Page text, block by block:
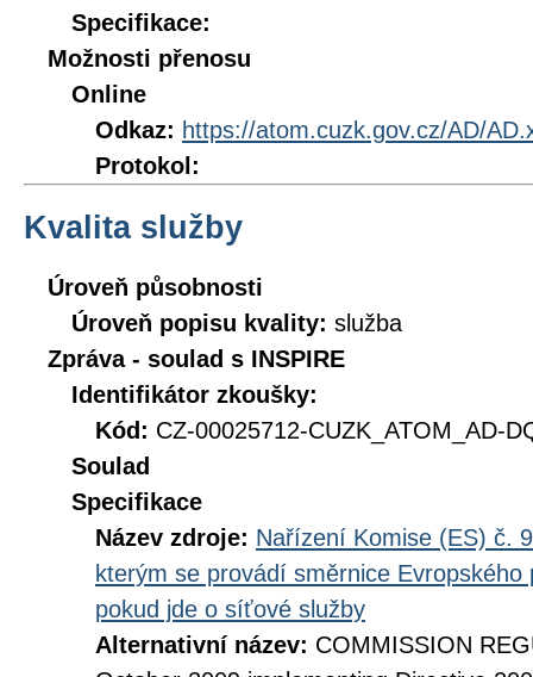
Specifikace:
Možnosti přenosu
Online
Odkaz: https://atom.cuzk.gov.cz/AD/
Protokol:
Kvalita služby
Úroveň působnosti
Úroveň popisu kvality: služba
Zpráva - soulad s INSPIRE
Identifikátor zkoušky:
Kód: CZ-00025712-CUZK_ATOM_AD-
Soulad
Specifikace
Název zdroje: Nařízení Komise (ES) č.
kterým se provádí směrnice
pokud jde o síťové služby
Alternativní název: COMMISSION